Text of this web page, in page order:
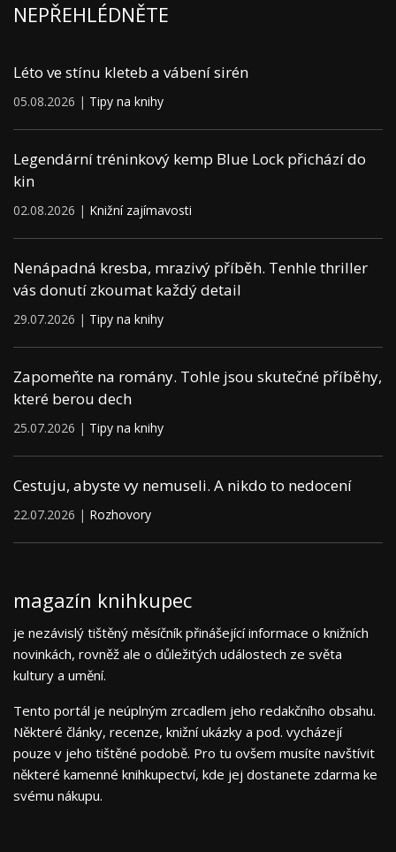
NEPŘEHLÉDNĚTE
Léto ve stínu kleteb a vábení sirén
05.08.2026 | Tipy na knihy
Legendární tréninkový kemp Blue Lock přichází do
kin
02.08.2026 | Knižní zajímavosti
Nenápadná kresba, mrazivý příběh. Tenhle thriller
vás donutí zkoumat každý detail
29.07.2026 | Tipy na knihy
Zapomeňte na romány. Tohle jsou skutečné příběhy,
které berou dech
25.07.2026 | Tipy na knihy
Cestuju, abyste vy nemuseli. A nikdo to nedocení
22.07.2026 | Rozhovory
magazín knihkupec
je nezávislý tištěný měsíčník přinášející informace o knižních
novinkách, rovněž ale o důležitých událostech ze světa
kultury a umění.
Tento portál je neúplným zrcadlem jeho redakčního obsahu.
Některé články, recenze, knižní ukázky a pod. vycházejí
pouze v jeho tištěné podobě. Pro tu ovšem musíte navštívit
některé kamenné knihkupectví, kde jej dostanete zdarma ke
svému nákupu.